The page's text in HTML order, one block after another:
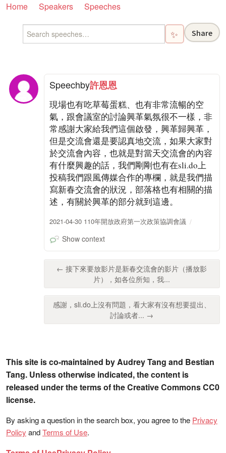
Home Speakers Speeches
✨ Share
Speechby許恩恩
現場也有吃草莓蛋糕、也有非常流暢的空
氣，跟會議室的討論興革氣氛很不一樣，非
常感謝大家給我們這個啟發，興革歸興革，
但是交流會還是要認真地交流，如果大家對
於交流會內容，也就是對當天交流會的內容
有什麼興趣的話，我們剛剛也有在sli.do上
投稿我們跟風傳媒合作的專欄，就是我們描
寫新春交流會的狀況，部落格也有相關的描
述，有關於興革的部分就到這邊。
2021-04-30 110年開放政府第一次政策協調會議
Show context
← 接下來要放影片是新春交流會的影片（播放影
片），如各位所知，我...
感謝，sli.do上沒有問題，看大家有沒有想要提出、
討論或者... →
This site is co-maintained by Audrey Tang and Bestian
Tang. Unless otherwise indicated, the content is
released under the terms of the Creative Commons CC0
license.
By asking a question in the search box, you agree to the Privacy
Policy andTerms of Use.